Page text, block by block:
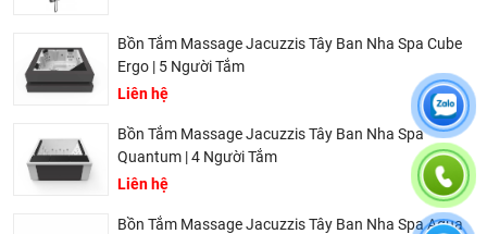
Bồn Tắm Massage Jacuzzis Tây Ban Nha Spa Cube
Ergo | 5 Người Tắm
Liên hệ
Bồn Tắm Massage Jacuzzis Tây Ban Nha Spa
Quantum | 4 Người Tắm
Liên hệ
Bồn Tắm Massage Jacuzzis Tây Ban Nha Spa Aqua